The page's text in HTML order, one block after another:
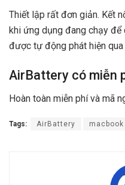
Thiết lập rất đơn giản. Kết
khi ứng dụng đang chạy để
được tự động phát hiện
AirBattery có miễn
Hoàn toàn miễn phí và mã
Tags: AirBattery macbook